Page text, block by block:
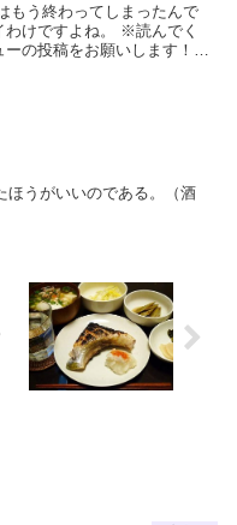
もう終わってしまったんで
けですよね。 ※読んでく
の投稿をお願いします！
ほうがいいのである。（酒